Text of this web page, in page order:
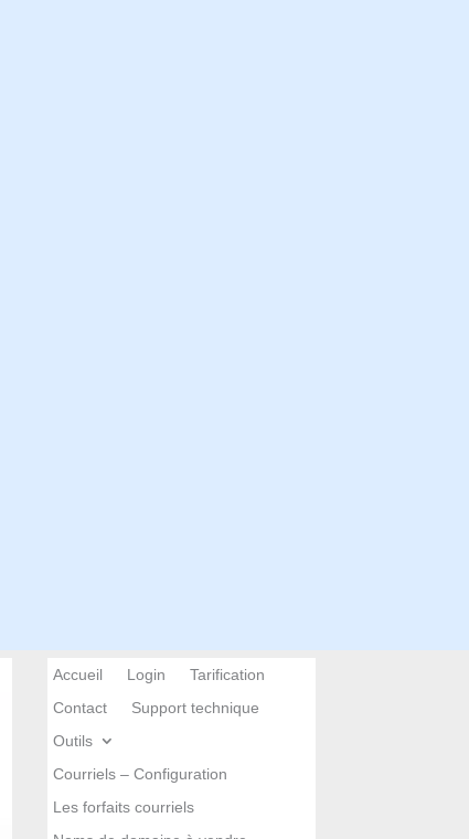
Accueil Login
Tarification
Contact
Support technique
Outils
Courriels – Configuration
Les forfaits courriels